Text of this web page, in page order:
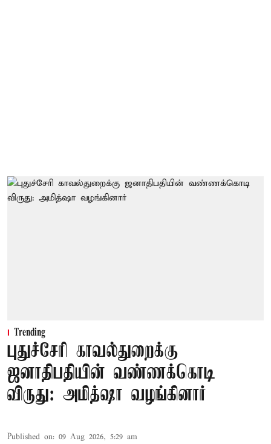
Trending
புதுச்சேரி காவல்துறைக்கு
ஜனாதிபதியின் வண்ணக்கொடி
விருது: அமித்ஷா வழங்கினார்
Published on: 09 Aug 2026, 5:29 am